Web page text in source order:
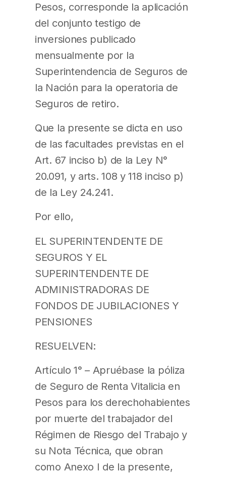
Pesos, corresponde la aplicación
del conjunto testigo de
inversiones publicado
mensualmente por la
Superintendencia de Seguros de
la Nación para la operatoria de
Seguros de retiro.
Que la presente se dicta en uso
de las facultades previstas en el
Art. 67 inciso b) de la Ley N°
20.091, y arts. 108 y 118 inciso p)
de la Ley 24.241.
Por ello,
EL SUPERINTENDENTE DE
SEGUROS Y EL
SUPERINTENDENTE DE
ADMINISTRADORAS DE
FONDOS DE JUBILACIONES Y
PENSIONES
RESUELVEN:
Artículo 1° – Apruébase la póliza
de Seguro de Renta Vitalicia en
Pesos para los derechohabientes
por muerte del trabajador del
Régimen de Riesgo del Trabajo y
su Nota Técnica, que obran
como Anexo I de la presente,